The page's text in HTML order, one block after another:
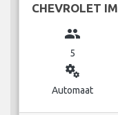
CHEVROLET
group
5
miscellaneous_services
Automaat